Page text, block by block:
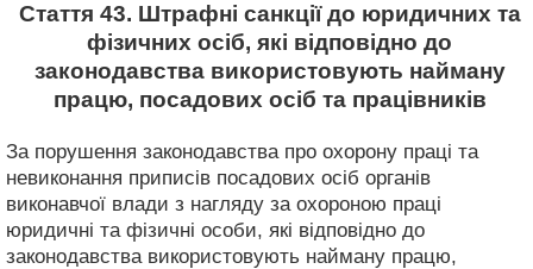
Стаття 43. Штрафні санкції до юридичних та
фізичних осіб, які відповідно до
законодавства використовують найману
працю, посадових осіб та працівників
За порушення законодавства про охорону праці та
невиконання приписів посадових осіб органів
виконавчої влади з нагляду за охороною праці
юридичні та фізичні особи, які відповідно до
законодавства використовують найману працю,